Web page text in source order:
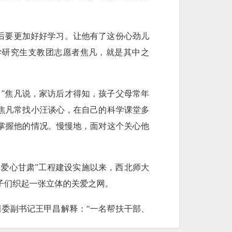
要更加好好学习。让他有了这份心劲儿
究生支教团志愿者焦凡，就是其中之
焦凡说，家访后才得知，孩子父母常年
凡常找小汪谈心，在自己的科学课堂多
握他的情况。慢慢地，面对这个关心他
心甘肃”工程建设实施以来，西北师大
织起一张立体的关爱之网。
副书记王甲昌解释：“一名帮扶干部、